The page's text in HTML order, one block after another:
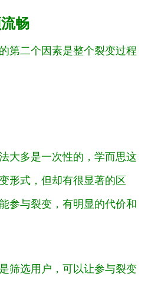
畅
第二个因素是整个裂变过程
大多是一次性的，学而思这
形式，但却有很显著的区
参与裂变，有明显的代价和
筛选用户，可以让参与裂变